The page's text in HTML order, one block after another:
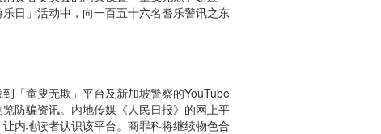
日」活动中，向一百五十六名耆乐警讯之东
「童叟无欺」平台及新加坡警察的YouTube
防骗资讯。内地传媒《人民日报》的网上平
内地读者认识该平台。商罪科将继续物色合